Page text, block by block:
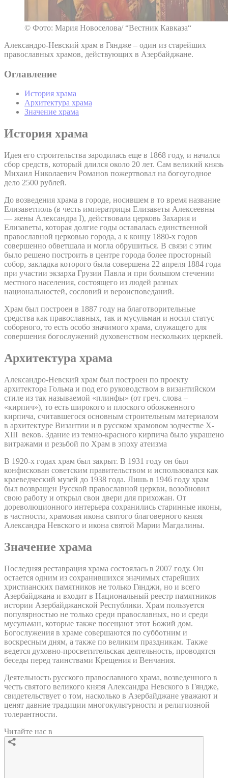
© Фото: Мария Новоселова/ “Вестник Кавказа“
Александро-Невский храм в Гяндже – один из старейших
православных храмов, действующих в Азербайджане.
Оглавление
История храма
Архитектура храма
Значение храма
История храма
Идея его строительства зародилась еще в 1868 году, и начался
сбор средств, который длился около 20 лет. Сам великий князь
Михаил Николаевич Романов пожертвовал на богоугодное
дело 2500 рублей.
До возведения храма в городе, носившем в то время название
Елизаветполь (в честь императрицы Елизаветы Алексеевны
— жены Александра I), действовала церковь Захария и
Елизаветы, которая долгие годы оставалась единственной
православной церковью города, а к концу 1880-х годов
совершенно обветшала и могла обрушиться. В связи с этим
было решено построить в центре города более просторный
собор, закладка которого была совершена 22 апреля 1884 года
при участии экзарха Грузии Павла и при большом стечении
местного населения, состоящего из людей разных
национальностей, сословий и вероисповеданий.
Храм был построен в 1887 году на благотворительные
средства как православных, так и мусульман и носил статус
соборного, то есть особо значимого храма, служащего для
совершения богослужений духовенством нескольких церквей.
Архитектура храма
Александро-Невский храм был построен по проекту
архитектора Гольма и под его руководством в византийском
стиле из так называемой «плинфы» (от греч. слова –
«кирпич»), то есть широкого и плоского обожженного
кирпича, считавшегося основным строительным материалом
в архитектуре Византии и в русском храмовом зодчестве X-
XIII веков. Здание из темно-красного кирпича было украшено
витражами и резьбой по Храм в эпоху атеизма
В 1920-х годах храм был закрыт. В 1931 году он был
конфискован советским правительством и использовался как
краеведческий музей до 1938 года. Лишь в 1946 году храм
был возвращен Русской православной церкви, возобновил
свою работу и открыл свои двери для прихожан. От
дореволюционного интерьера сохранились старинные иконы,
в частности, храмовая икона святого благоверного князя
Александра Невского и икона святой Марии Магдалины.
Значение храма
Последняя реставрация храма состоялась в 2007 году. Он
остается одним из сохранившихся значимых старейших
христианских памятников не только Гянджи, но и всего
Азербайджана и входит в Национальный реестр памятников
истории Азербайджанской Республики. Храм пользуется
популярностью не только среди православных, но и среди
мусульман, которые также посещают этот Божий дом.
Богослужения в храме совершаются по субботним и
воскресным дням, а также по великим праздникам. Также
ведется духовно-просветительская деятельность, проводятся
беседы перед таинствами Крещения и Венчания.
Деятельность русского православного храма, возведенного в
честь святого великого князя Александра Невского в Гяндже,
свидетельствует о том, насколько в Азербайджане уважают и
ценят давние традиции многокультурности и религиозной
толерантности.
Читайте нас в